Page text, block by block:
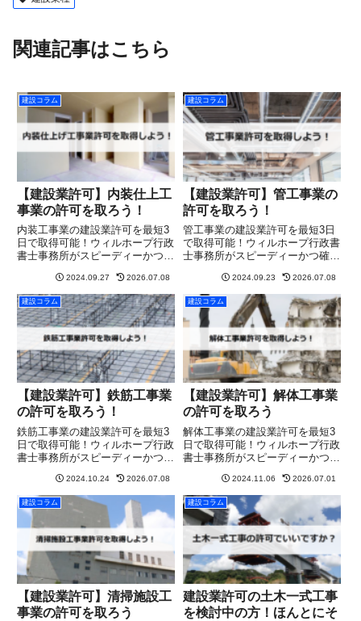
関連記事はこちら
建設コラム
【建設業許可】内装仕上工
事業の許可を取ろう！
内装工事業の建設業許可を最短3
日で取得可能！ウィルホープ行政
書士事務所がスピーディーかつ確
2024.09.27 2026.07.08
建設コラム
【建設業許可】管工事業の
許可を取ろう！
管工事業の建設業許可を最短3日
で取得可能！ウィルホープ行政書
士事務所がスピーディーかつ確実
2024.09.23 2026.07.08
建設コラム
【建設業許可】鉄筋工事業
の許可を取ろう！
鉄筋工事業の建設業許可を最短3
日で取得可能！ウィルホープ行政
書士事務所がスピーディーかつ確
2024.10.24 2026.07.08
建設コラム
【建設業許可】解体工事業
の許可を取ろう
解体工事業の建設業許可を最短3
日で取得可能！ウィルホープ行政
書士事務所がスピーディーかつ確
2024.11.06 2026.07.01
建設コラム
【建設業許可】清掃施設工
事業の許可を取ろう
建設コラム
建設業許可の土木一式工事
を検討中の方！ほんとにそ